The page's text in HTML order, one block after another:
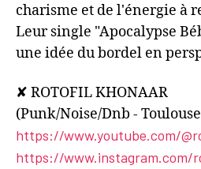
charisme et de l'énergie à
Leur single "Apocalypse
une idée du bordel en
✘ ROTOFIL KHONAAR
(Punk/Noise/Dnb -
https://www.youtube.com/
https://www.instagram.com/